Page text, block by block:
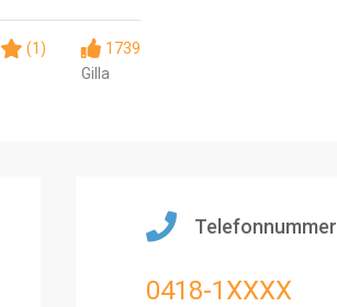
(1)
1739
Gilla
Telefonnummer
0418-1XXXX